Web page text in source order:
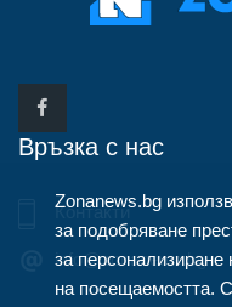
Връзка с нас
Контакти
info@zonanews.bg
Zonanews.bg
за подобряване
за
на посещаемостта.